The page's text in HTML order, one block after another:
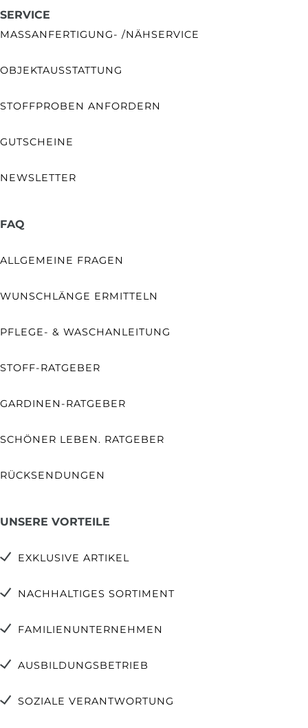
SERVICE
MASSANFERTIGUNG- /NÄHSERVICE
OBJEKTAUSSTATTUNG
STOFFPROBEN ANFORDERN
GUTSCHEINE
NEWSLETTER
FAQ
ALLGEMEINE FRAGEN
WUNSCHLÄNGE ERMITTELN
PFLEGE- & WASCHANLEITUNG
STOFF-RATGEBER
GARDINEN-RATGEBER
SCHÖNER LEBEN. RATGEBER
RÜCKSENDUNGEN
UNSERE VORTEILE
EXKLUSIVE ARTIKEL
NACHHALTIGES SORTIMENT
FAMILIENUNTERNEHMEN
AUSBILDUNGSBETRIEB
SOZIALE VERANTWORTUNG